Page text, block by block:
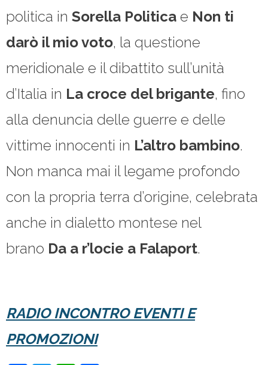
politica in Sorella Politica e Non ti
darò il mio voto, la questione
meridionale e il dibattito sull’unità
d’Italia in La croce del brigante, fino
alla denuncia delle guerre e delle
vittime innocenti in L’altro bambino.
Non manca mai il legame profondo
con la propria terra d’origine, celebrata
anche in dialetto montese nel
brano Da a r’locie a Falaport.
RADIO INCONTRO EVENTI E
PROMOZIONI